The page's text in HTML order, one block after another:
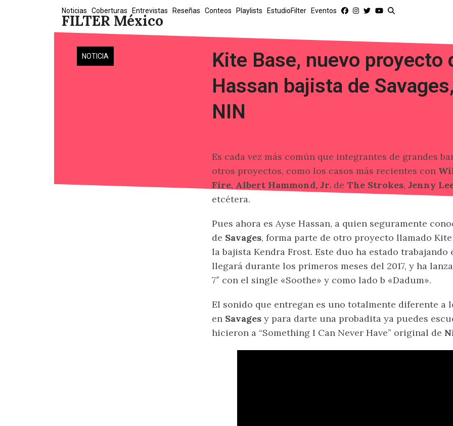
FILTER México
Noticias Coberturas Entrevistas Reseñas Conteos Playlists EstudioFilter Eventos
NOTICIA
Kite Base, nuevo proyecto
Hassan bajista de
NIN
Es cada vez más común que integrantes de grandes
otros proyectos, como los casos más recientes con
Fire, Albert Hammond, Jr. de The Strokes, Jenny
etcétera.
Pues ahora es Ayse Hassan, a quien seguramente
de Savages, forma parte de otro proyecto llamado
la bajista Kendra Frost. Este duo ha estado
llegará durante los primeros meses del 2017, y ha
7″ con el single «Soothe» y como lado b «Dadum».
El sonido que entregan es uno totalmente diferente a
en Savages y para darte una probadita ya puedes
hicieron a “Something I Can Never Have” original de